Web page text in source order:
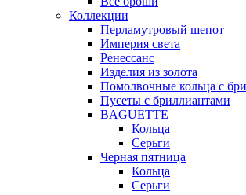
Коллекции
Перламутровый шепот
Империя света
Ренессанс
Изделия из золота
Помолвочные кольца с
Пусеты с бриллиантами
BAGUETTE
Кольца
Серьги
Черная пятница
Кольца
Серьги